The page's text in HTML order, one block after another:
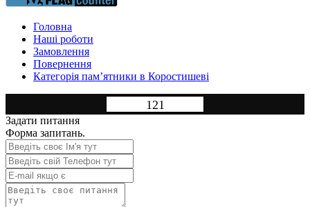
Головна
Нашi роботи
Замовлення
Повернення
Категорія пам’ятники в Коростишеві
121
Задати питання
Форма запитань.